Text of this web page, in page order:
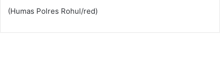
(Humas Polres Rohul/red)